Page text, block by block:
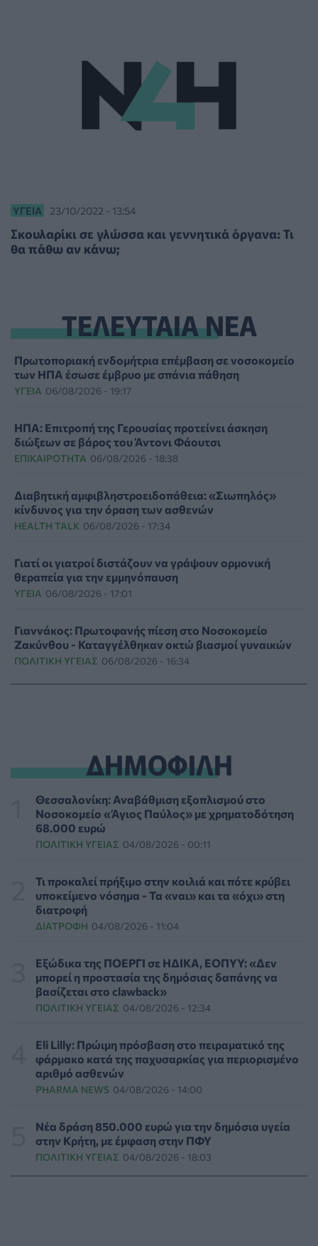
ΥΓΕΊΑ 23/10/2022 - 13:54
Σκουλαρίκι σε γλώσσα και γεννητικά όργανα: Τι
θα πάθω αν κάνω;
ΤΕΛΕΥΤΑΙΑ ΝΕΑ
Πρωτοποριακή ενδομήτρια επέμβαση σε νοσοκομείο
των ΗΠΑ έσωσε έμβρυο με σπάνια πάθηση
ΥΓΕΊΑ 06/08/2026 - 19:17
ΗΠΑ: Επιτροπή της Γερουσίας προτείνει άσκηση
διώξεων σε βάρος του Άντονι Φάουτσι
ΕΠΙΚΑΙΡΌΤΗΤΑ 06/08/2026 - 18:38
Διαβητική αμφιβληστροειδοπάθεια: «Σιωπηλός»
κίνδυνος για την όραση των ασθενών
HEALTH TALK 06/08/2026 - 17:34
Γιατί οι γιατροί διστάζουν να γράψουν ορμονική
θεραπεία για την εμμηνόπαυση
ΥΓΕΊΑ 06/08/2026 - 17:01
Γιαννάκος: Πρωτοφανής πίεση στο Νοσοκομείο
Ζακύνθου - Καταγγέλθηκαν οκτώ βιασμοί γυναικών
ΠΟΛΙΤΙΚΉ ΥΓΕΊΑΣ 06/08/2026 - 16:34
Τα τρία SOS στη μέση ηλικία που εξασφαλίζουν 13
επιπλέον χρόνια χωρίς άνοια
ΥΓΕΊΑ 06/08/2026 - 16:00
Εθελοντές του ΕΕΣ διέσωσαν δεκάδες οικόσιτα και
άγρια ζώα από τις φωτιές στη Δυτική Αττική
Βίντεο από την καμπάνια Raise Her Voice για την
έγκαιρη αναγνώριση της έμφυλης βίας με έμφαση στις
γυναίκες με αναπηρία
Τα κουνούπια τελικά έχουν πράγματι προτιμήσεις
στους ανθρώπους - Τι έδειξε έρευνα
ΥΓΕΊΑ 06/08/2026 - 15:00
Θεσσαλονίκη: Νέοι ψεκασμοί κατά των κουνουπιών
σε 120.000 στρέμματα ορυζώνων στις 10, 11 και 12
Αυγούστου
ΠΟΛΙΤΙΚΉ ΥΓΕΊΑΣ 06/08/2026 - 14:41
ΕΔΟΕΑΠ: Συστάσεις για τις επερχόμενες ζέστες -
Πότε πρέπει να απευθυνθούμε στον γιατρό μας
ΥΓΕΊΑ 06/08/2026 - 14:17
ΔΗΜΟΦΙΛΗ
Θεσσαλονίκη: Αναβάθμιση εξοπλισμού στο
Νοσοκομείο «Άγιος Παύλος» με χρηματοδότηση
68.000 ευρώ
ΠΟΛΙΤΙΚΉ ΥΓΕΊΑΣ 04/08/2026 - 00:11
Τι προκαλεί πρήξιμο στην κοιλιά και πότε κρύβει
υποκείμενο νόσημα - Τα «ναι» και τα «όχι» στη
διατροφή
ΔΙΑΤΡΟΦΉ 04/08/2026 - 11:04
Εξώδικα της ΠΟΕΡΓΙ σε ΗΔΙΚΑ, ΕΟΠΥΥ: «Δεν
μπορεί η προστασία της δημόσιας δαπάνης να
βασίζεται στο clawback»
ΠΟΛΙΤΙΚΉ ΥΓΕΊΑΣ 04/08/2026 - 12:34
Eli Lilly: Πρώιμη πρόσβαση στο πειραματικό της
φάρμακο κατά της παχυσαρκίας για περιορισμένο
αριθμό ασθενών
PHARMA NEWS 04/08/2026 - 14:00
Νέα δράση 850.000 ευρώ για την δημόσια υγεία
στην Κρήτη, με έμφαση στην ΠΦΥ
ΠΟΛΙΤΙΚΉ ΥΓΕΊΑΣ 04/08/2026 - 18:03